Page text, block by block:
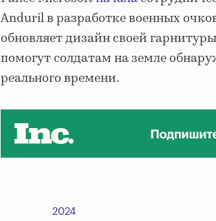
Anduril в разработке военных
обновляет дизайн своей
помогут солдатам на земле
реального времени.
2024